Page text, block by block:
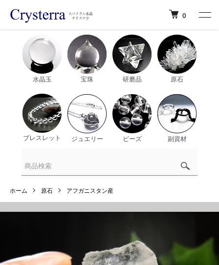
0
水晶玉 宝珠 研磨品 原石
ブレスレット ジュエリー ビーズ 副資材
ホーム 原石 アフガニスタン産